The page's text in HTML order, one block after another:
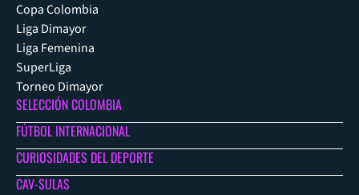
Copa Colombia
Liga Dimayor
Liga Femenina
SuperLiga
Torneo Dimayor
SELECCIÓN COLOMBIA
FÚTBOL INTERNACIONAL
CURIOSIDADES DEL DEPORTE
CAV-SULAS